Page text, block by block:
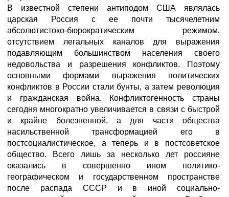
В известной степени антиподом США являлась
царская Россия с ее почти тысячелетним
абсолютистоко-бюрократическим режимом,
отсутствием легальных каналов для выражения
подавляющим большинством населения своего
недовольства и разрешения конфликтов. Поэтому
основными формами выражения политических
конфликтов в России стали бунты, а затем революция
и гражданская война. Конфликтогенность страны
сегодня многократно увеличивается в связи с быстрой
и крайне болезненной, а для части общества
насильственной трансформацией его в
постсоциалистическое, а теперь и в постсоветское
общество. Всего лишь за несколько лет россияне
оказались в совершенно ином политико-
географическом и государственном пространстве
после распада СССР и в иной социально-